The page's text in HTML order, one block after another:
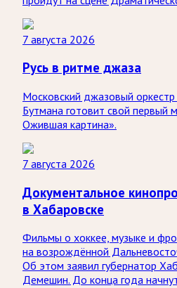
7 августа 2026
Русь в ритме джаза
Московский джазовый
Бутмана готовит свой первый
Ожившая картина».
7 августа 2026
Документальное
в Хабаровске
Фильмы о хоккее, музыке и
на возрождённой
Об этом заявил губернатор
Демешин. До конца года